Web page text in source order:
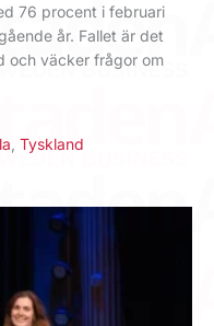
76 procent i februari
år. Fallet är det
och väcker frågor om
Tyskland